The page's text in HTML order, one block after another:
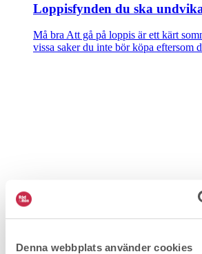
Denna webbplats använder cookies
Loppisfynden du ska
Må bra Att gå på loppis är ett kärt
vissa saker du inte bör köpa eftersom
”Det ska inte vara asbest i
tillverkare på grund av att de innehåller